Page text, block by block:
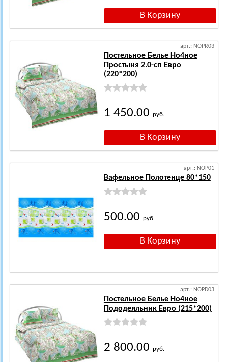
арт.: NOPR03
Постельное Белье Но4ное
Простыня 2.0-сп Евро
(220*200)
1 450.00 руб.
арт.: NOP01
Вафельное Полотенце 80*150
500.00 руб.
арт.: NOPD03
Постельное Белье Но4ное
Пододеяльник Евро (215*200)
2 800.00 руб.